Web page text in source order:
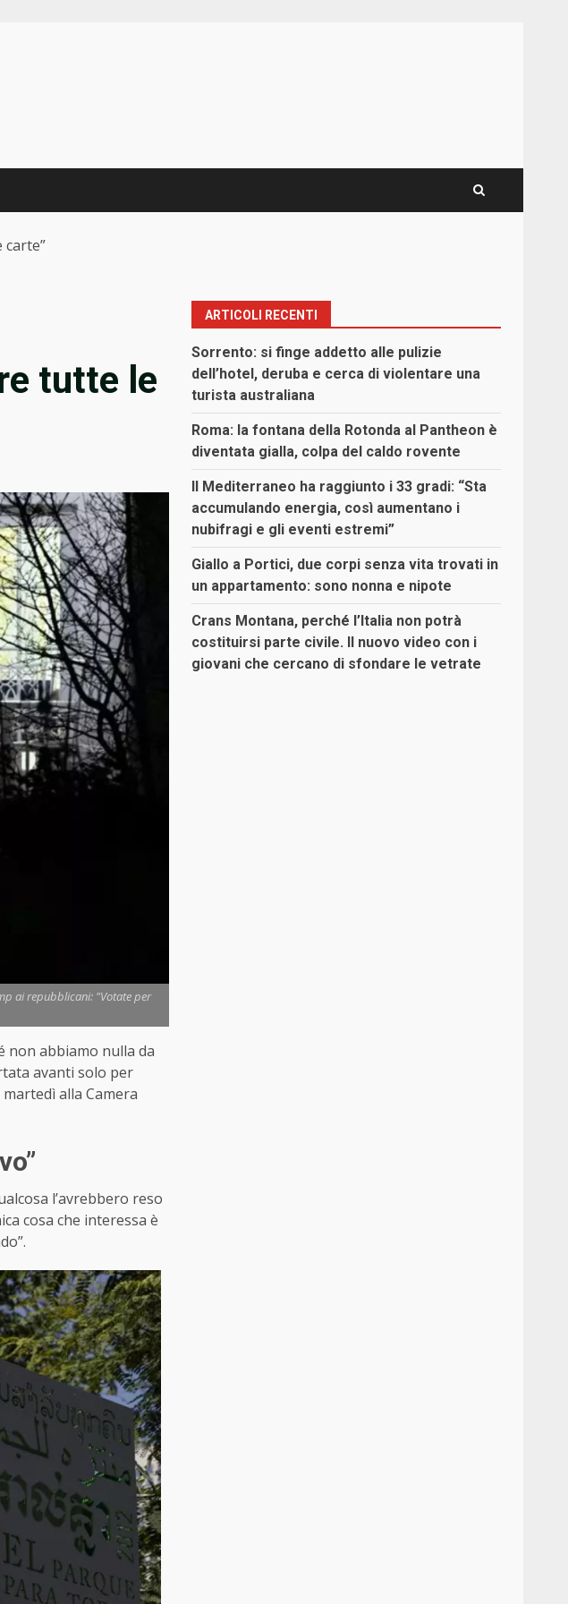
tutte le
ai repubblicani: "Votate per
non abbiamo nulla da
avanti solo per
alla Camera
l’avrebbero reso
cosa che interessa è
ARTICOLI RECENTI
Sorrento: si finge addetto alle pulizie
dell’hotel, deruba e cerca di violentare una
turista australiana
Roma: la fontana della Rotonda al Pantheon è
diventata gialla, colpa del caldo rovente
Il Mediterraneo ha raggiunto i 33 gradi: “Sta
accumulando energia, così aumentano i
nubifragi e gli eventi estremi”
Giallo a Portici, due corpi senza vita trovati in
un appartamento: sono nonna e nipote
Crans Montana, perché l’Italia non potrà
costituirsi parte civile. Il nuovo video con i
giovani che cercano di sfondare le vetrate